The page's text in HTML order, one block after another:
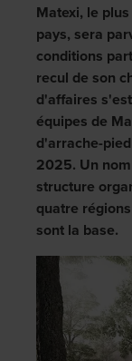
Matexi, le
pays, sera
conditions
recul de son
d'affaires
équipes de
d'arrache-
2025. Un
structure
quatre
sont la base.